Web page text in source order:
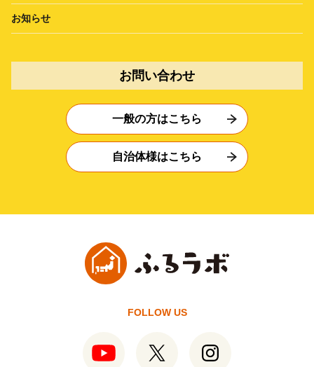
お知らせ
お問い合わせ
一般の方はこちら
自治体様はこちら
FOLLOW US